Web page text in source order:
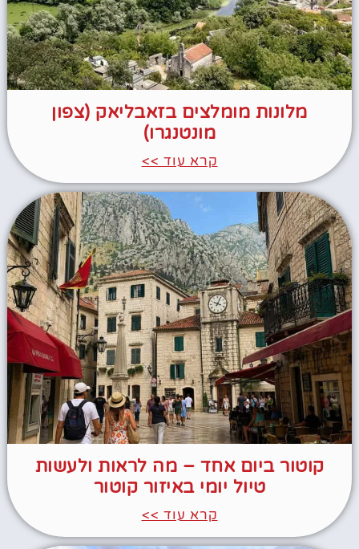
מלונות מומלצים בזאבליאק (צפון
מונטנגרו)
קרא עוד >>
קוטור ביום אחד – מה לראות ולעשות
טיול יומי באיזור קוטור
קרא עוד >>